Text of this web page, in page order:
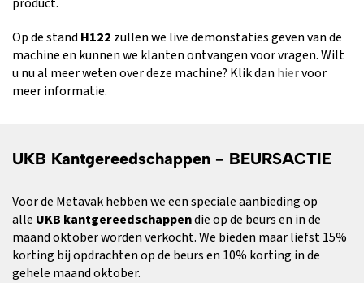
Op de standH122 zullen we live demonstaties geven van de
machine en kunnen we klanten ontvangen voor vragen. Wilt
u nu al meer weten over deze machine? Klik danhiervoor
meer informatie.
UKB Kantgereedschappen - BEURSACTIE
Voor de Metavak hebben we een speciale aanbieding op
alle UKB kantgereedschappendie op de beurs en in de
maand oktober worden verkocht. We bieden maar liefst 15%
korting bij opdrachten op de beurs en 10% korting in de
gehele maand oktober.